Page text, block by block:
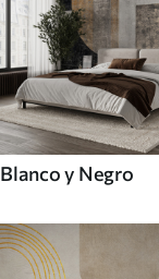
Blanco y Negro